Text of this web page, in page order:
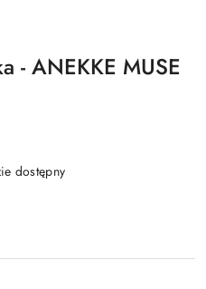
- ANEKKE MUSE
dostępny